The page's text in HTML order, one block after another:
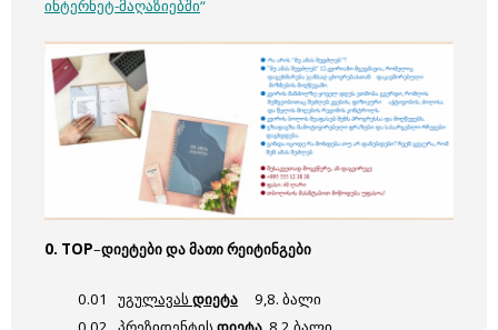
ინტერნეტ-მაღაზიებში“
0. TOP–დიეტები და მათი რეიტინგები
0.01 უგულავას დიეტა 9,8. ბალი